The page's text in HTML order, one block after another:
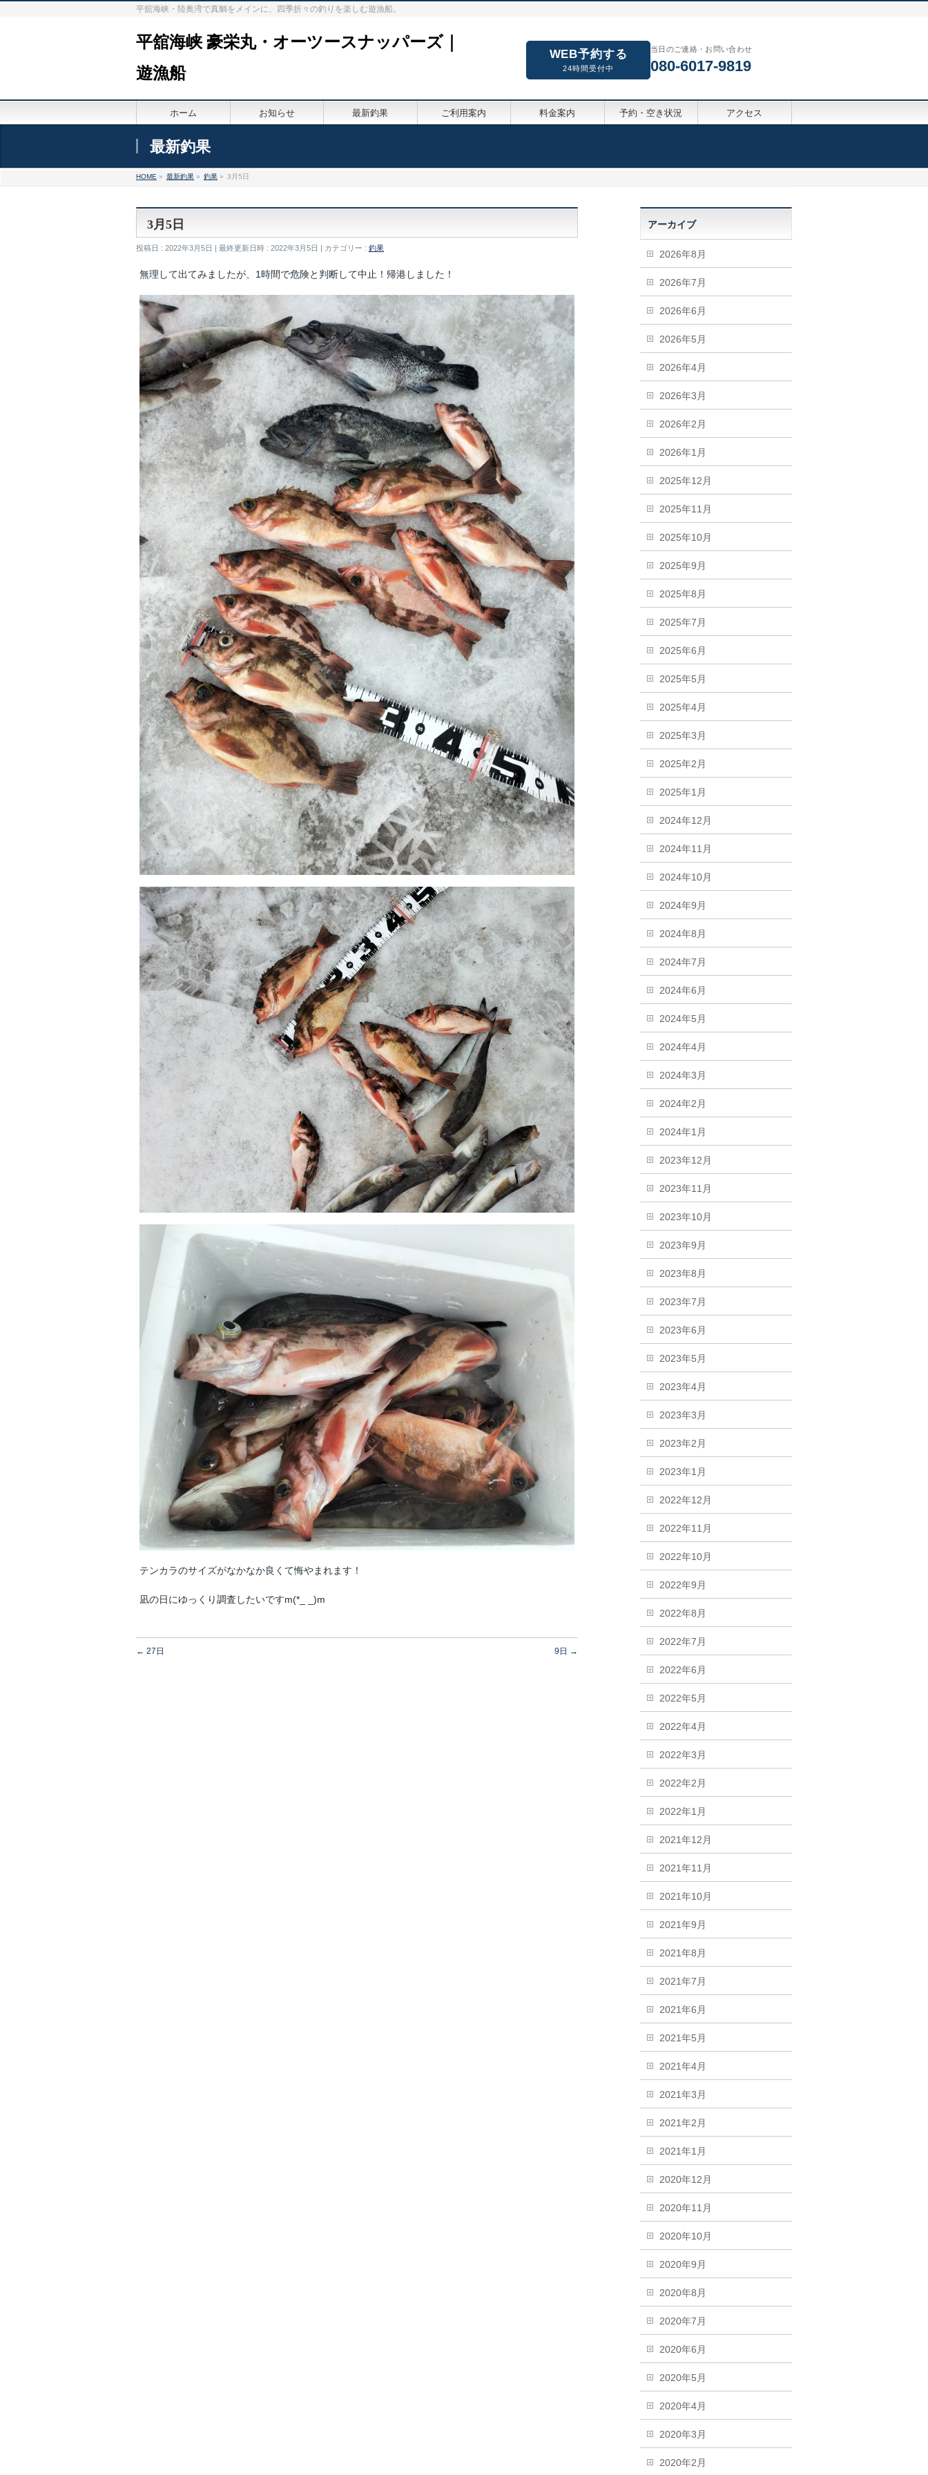
平舘海峡・陸奥湾で真鯛をメインに、四季折々の釣りを楽しむ遊漁船。
平舘海峡 豪栄丸・オーツースナッパーズ｜
遊漁船
WEB予約する
24時間受付中
当日のご連絡・お問い合わせ
080-6017-9819
ホーム お知らせ 最新釣果 ご利用案内 料金案内 予約・空き状況 アクセス
最新釣果
HOME » 最新釣果 » 釣果 » 3月5日
3月5日
投稿日 : 2022年3月5日 最終更新日時 : 2022年3月5日 カテゴリー : 釣果
無理して出てみましたが、1時間で危険と判断して中止！帰港しました！
テンカラのサイズがなかなか良くて悔やまれます！
凪の日にゆっくり調査したいですm(*_ _)m
← 27日 9日 →
アーカイブ
2026年8月
2026年7月
2026年6月
2026年5月
2026年4月
2026年3月
2026年2月
2026年1月
2025年12月
2025年11月
2025年10月
2025年9月
2025年8月
2025年7月
2025年6月
2025年5月
2025年4月
2025年3月
2025年2月
2025年1月
2024年12月
2024年11月
2024年10月
2024年9月
2024年8月
2024年7月
2024年6月
2024年5月
2024年4月
2024年3月
2024年2月
2024年1月
2023年12月
2023年11月
2023年10月
2023年9月
2023年8月
2023年7月
2023年6月
2023年5月
2023年4月
2023年3月
2023年2月
2023年1月
2022年12月
2022年11月
2022年10月
2022年9月
2022年8月
2022年7月
2022年6月
2022年5月
2022年4月
2022年3月
2022年2月
2022年1月
2021年12月
2021年11月
2021年10月
2021年9月
2021年8月
2021年7月
2021年6月
2021年5月
2021年4月
2021年3月
2021年2月
2021年1月
2020年12月
2020年11月
2020年10月
2020年9月
2020年8月
2020年7月
2020年6月
2020年5月
2020年4月
2020年3月
2020年2月